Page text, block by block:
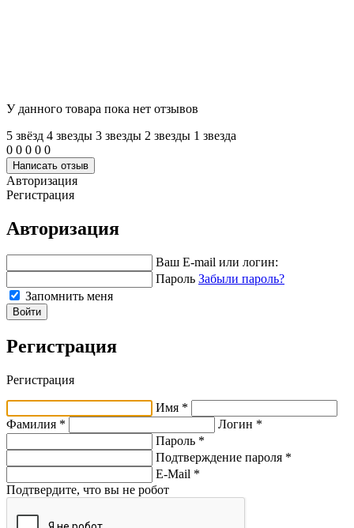
У данного товара пока нет отзывов
5 звёзд 4 звeзды 3 звeзды 2 звeзды 1 звeзда
0 0 0 0 0
Написать отзыв
Авторизация
Регистрация
Авторизация
Ваш E-mail или логин:
Пароль Забыли пароль?
Запомнить меня
Войти
Регистрация
Регистрация
Имя *
Фамилия *
Логин *
Пароль *
Подтверждение пароля *
E-Mail *
Подтвердите, что вы не робот